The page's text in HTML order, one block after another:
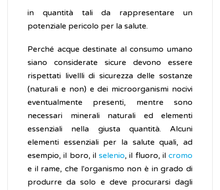
in quantità tali da rappresentare un
potenziale pericolo per la salute.
Perché acque destinate al consumo umano
siano considerate sicure devono essere
rispettati livellli di sicurezza delle sostanze
(naturali e non) e dei microorganismi nocivi
eventualmente presenti, mentre sono
necessari minerali naturali ed elementi
essenziali nella giusta quantità. Alcuni
elementi essenziali per la salute quali, ad
esempio, il boro, il selenio, il fluoro, il cromo
e il rame, che l'organismo non è in grado di
produrre da solo e deve procurarsi dagli